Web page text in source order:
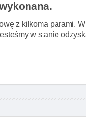
z kilkoma parami.
w stanie